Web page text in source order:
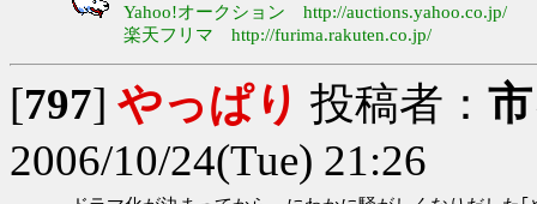
Yahoo!オークション http://auctions.yahoo.co.jp/
楽天フリマ http://furima.rakuten.co.jp/
[797] やっぱり 投稿者：
2006/10/24(Tue) 21:26